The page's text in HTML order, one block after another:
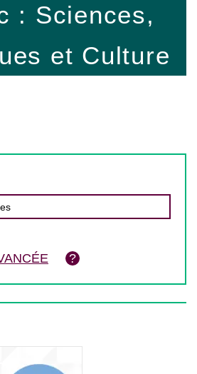
: Sciences,
et Culture